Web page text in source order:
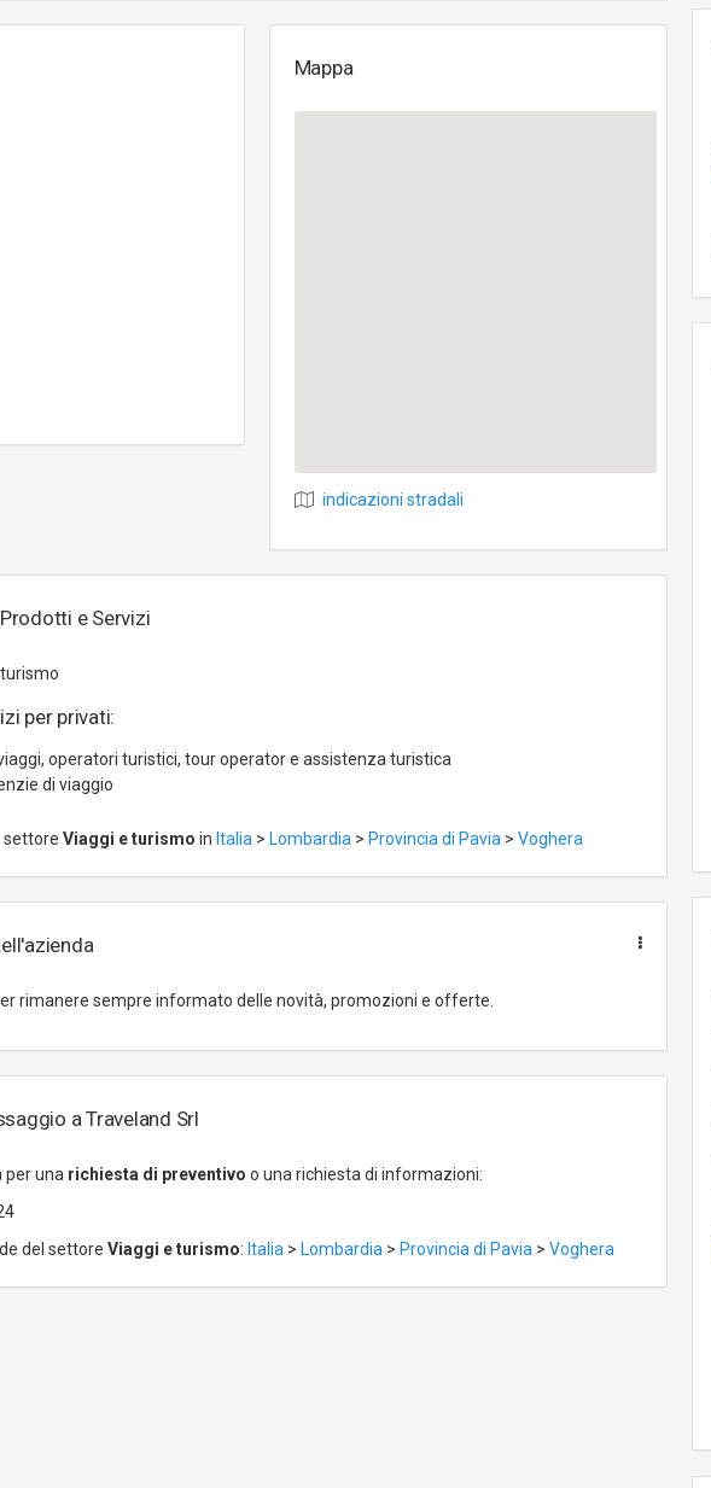
Mappa
indicazioni stradali
e Servizi
per privati:
operatori turistici, tour operator e assistenza turistica
di viaggio
settore Viaggi e turismo in Italia > Lombardia > Provincia di Pavia > Voghera
rimanere sempre informato delle novità, promozioni e offerte.
a Traveland Srl
per una richiesta di preventivo o una richiesta di informazioni:
del settore Viaggi e turismo: Italia > Lombardia > Provincia di Pavia > Voghera